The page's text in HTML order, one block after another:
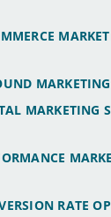
MARKETING
RATE